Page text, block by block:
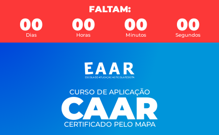
FALTAM:
00
Dias
00
Horas
00
Minutos
00
Segundos
CURSO DE APLICAÇÃO
CAAR
CERTIFICADO PELO MAPA